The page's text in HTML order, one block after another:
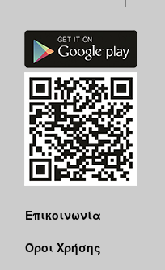
Επικοινωνία
Όροι Χρήσης